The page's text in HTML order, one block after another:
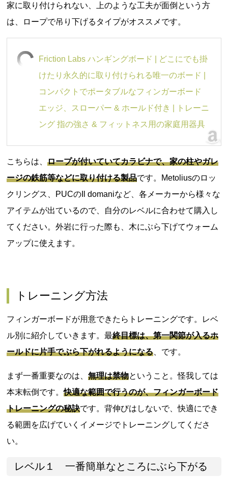
家に取り付けられない、上のような工夫が面倒という方
は、ロープで吊り下げるタイプがオススメです。
Friction Labs ハンギングボード | どこにでも掛
けたり永久的に取り付けられる唯一のボード |
コンパクトでポータブルなフィンガーボード
エッジ、スローパー & ホールド付き | トレーニ
ング 指の強さ & フィットネス用の家庭用器具
こちらは、ロープが付いていてカラビナで、家の柱やガレ
ージの鉄筋等などに取り付ける製品です。Metoliusのロッ
クリングス、PUCのIl domaniなど、各メーカーから様々な
アイテムが出ているので、自分のレベルに合わせて購入し
てください。外岩に行った際も、木にぶら下げてウォーム
アップに使えます。
トレーニング方法
フィンガーボードが用意できたらトレーニングです。レベ
ル別に紹介していきます。最終目標は、第一関節が入るホ
ールドに片手でぶら下がれるようになる 、です。
まず一番重要なのは、無理は禁物ということ。怪我しては
本末転倒です。快適な範囲で行うのが、フィンガーボード
トレーニングの秘訣です。背伸びはしないで、快適にでき
る範囲を広げていくイメージでトレーニングしてくださ
い。
レベル１ 一番簡単なところにぶら下がる